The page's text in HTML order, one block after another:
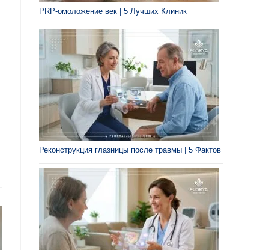
PRP-омоложение век | 5 Лучших Клиник
Реконструкция глазницы после травмы | 5 Фактов